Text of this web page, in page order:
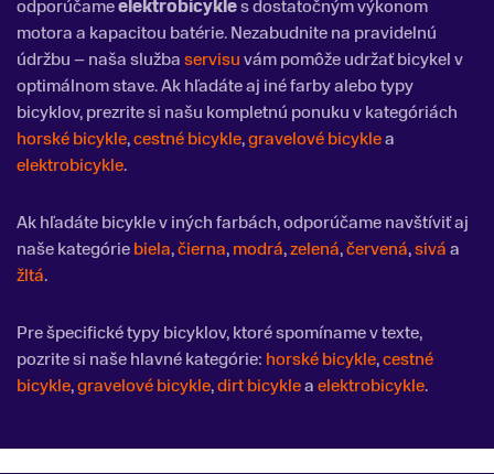
odporúčameelektrobicykles dostatočným výkonom
motora a kapacitou batérie. Nezabudnite na pravidelnú
údržbu – naša službaservisuvám pomôže udržať bicykel v
optimálnom stave. Ak hľadáte aj iné farby alebo typy
bicyklov, prezrite si našu kompletnú ponuku v kategóriách
horské bicykle,cestné bicykle,gravelové bicyklea
elektrobicykle.
Ak hľadáte bicykle v iných farbách, odporúčame navštíviť aj
naše kategóriebiela,čierna,modrá,zelená,červená,siváa
žltá.
Pre špecifické typy bicyklov, ktoré spomíname v texte,
pozrite si naše hlavné kategórie: horské bicykle,cestné
bicykle,gravelové bicykle,dirt bicykleaelektrobicykle.